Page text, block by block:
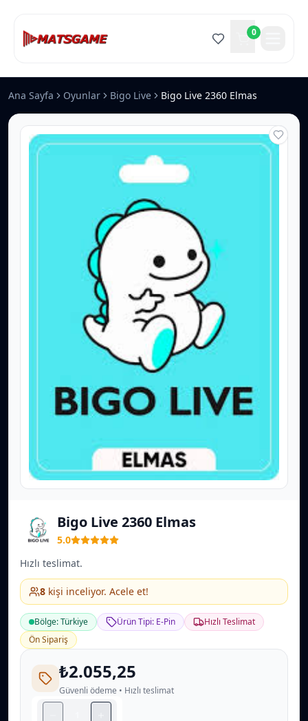
0
Ana Sayfa Oyunlar Bigo Live Bigo Live 2360 Elmas
Bigo Live 2360 Elmas
5.0
Hızlı teslimat.
8 kişi inceliyor. Acele et!
Bölge: Türkiye Ürün Tipi: E-Pin
Hızlı Teslimat
Ön Sipariş
₺2.055,25
Güvenli ödeme • Hızlı teslimat